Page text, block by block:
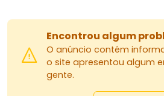
Encontrou algum
O anúncio contém
o site apresentou algum
gente.